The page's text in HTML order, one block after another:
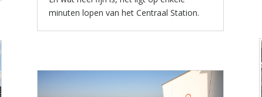
minuten lopen van het Centraal Station.